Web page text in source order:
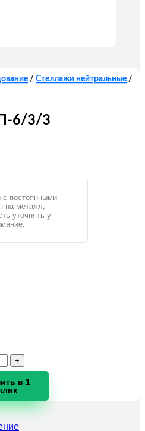
/ Стеллажи нейтральные /
6/3/3
с постоянными
на металл,
уточнять у
в 1